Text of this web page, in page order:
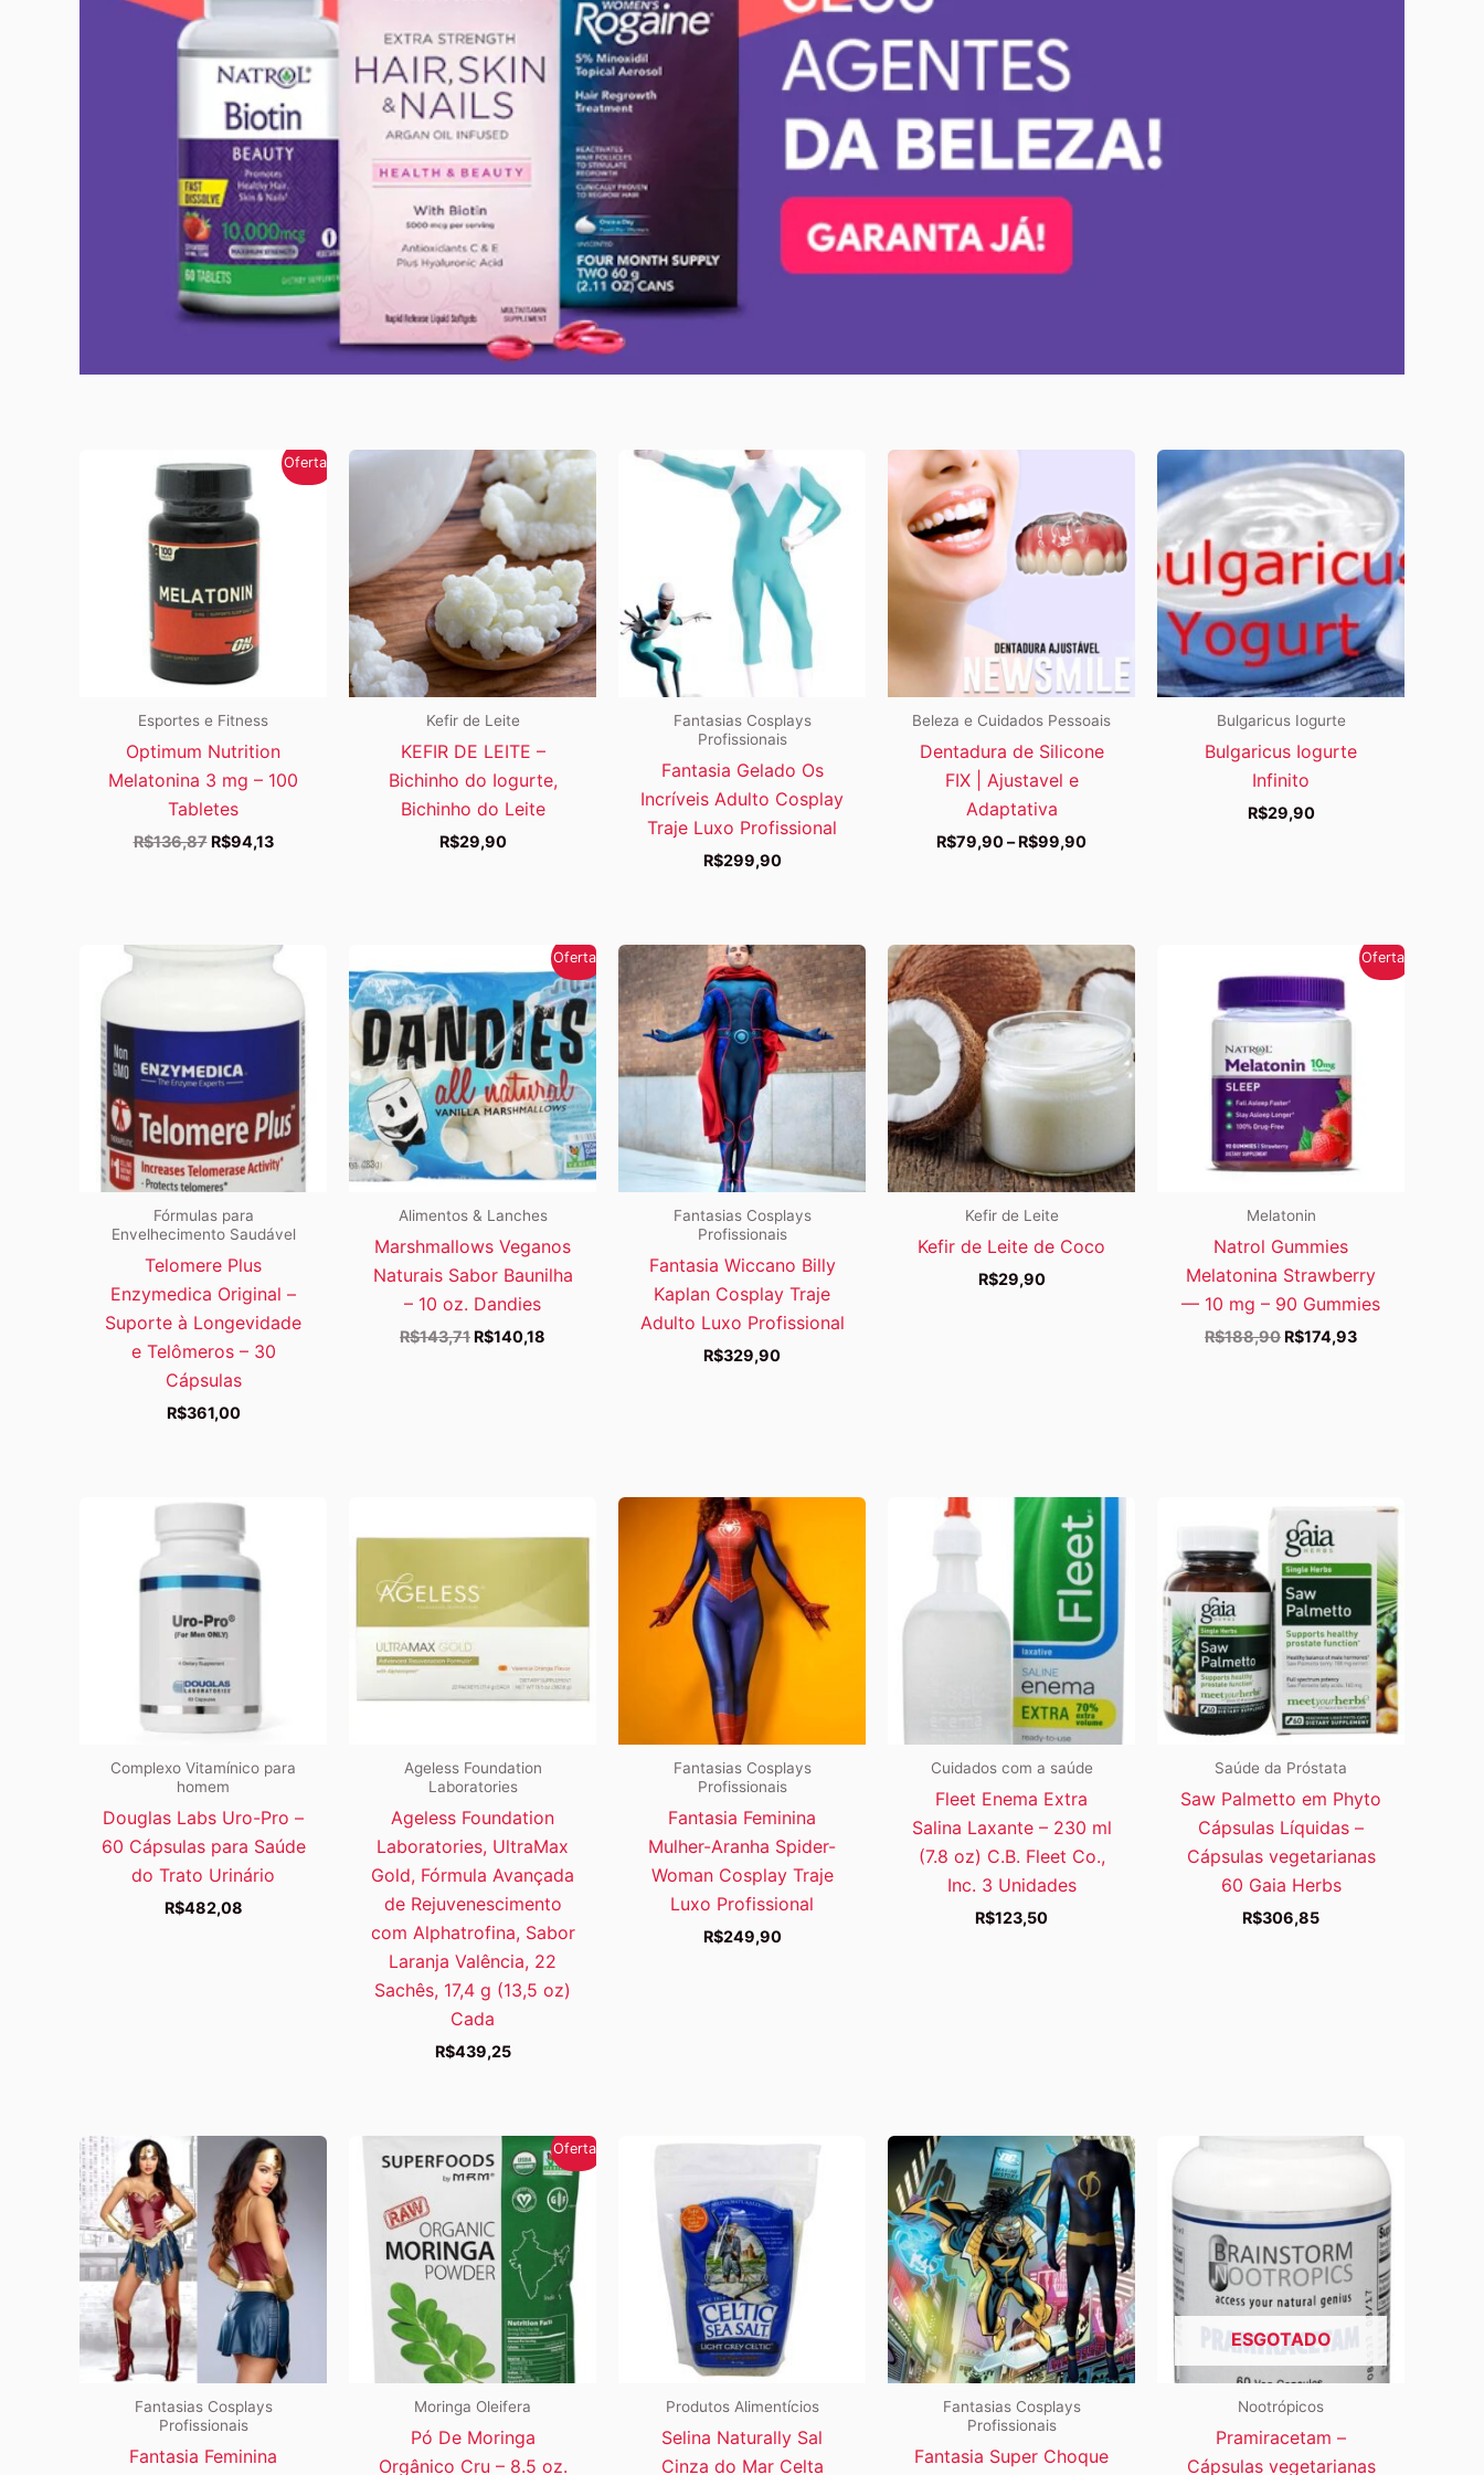
Oferta!
Esportes e Fitness
Optimum Nutrition
Melatonina 3 mg – 100
Tabletes
R$136,87 O
R$94,13O
Kefir de Leite
KEFIR DE LEITE –
Bichinho do Iogurte,
Bichinho do Leite
R$29,90
Fantasias Cosplays
Profissionais
Fantasia Gelado Os
Incríveis Adulto Cosplay
Traje Luxo Profissional
R$299,90
Beleza e Cuidados Pessoais
Dentadura de Silicone
FIX | Ajustavel e
Adaptativa
R$79,90– R$99,90Faixa
R$99,90
Bulgaricus Iogurte
Bulgaricus Iogurte
Infinito
R$29,90
Fórmulas para
Envelhecimento Saudável
Telomere Plus
Enzymedica Original –
Suporte à Longevidade
e Telômeros – 30
Cápsulas
R$361,00
Oferta!
Alimentos & Lanches
Marshmallows Veganos
Naturais Sabor Baunilha
– 10 oz. Dandies
R$143,71 O
R$140,18
Fantasias Cosplays
Profissionais
Fantasia Wiccano Billy
Kaplan Cosplay Traje
Adulto Luxo Profissional
R$329,90
Kefir de Leite
Kefir de Leite de Coco
R$29,90
Oferta!
Melatonin
Natrol Gummies
Melatonina Strawberry
— 10 mg – 90 Gummies
R$188,90 O
R$174,93O
Complexo Vitamínico para
homem
Douglas Labs Uro-Pro –
60 Cápsulas para Saúde
do Trato Urinário
R$482,08
Ageless Foundation
Laboratories
Ageless Foundation
Laboratories, UltraMax
Gold, Fórmula Avançada
de Rejuvenescimento
com Alphatrofina, Sabor
Laranja Valência, 22
Sachês, 17,4 g (13,5 oz)
Cada
R$439,25
Fantasias Cosplays
Profissionais
Fantasia Feminina
Mulher-Aranha Spider-
Woman Cosplay Traje
Luxo Profissional
R$249,90
Cuidados com a saúde
Fleet Enema Extra
Salina Laxante – 230 ml
(7.8 oz) C.B. Fleet Co.,
Inc. 3 Unidades
R$123,50
Saúde da Próstata
Saw Palmetto em Phyto
Cápsulas Líquidas –
Cápsulas vegetarianas
60 Gaia Herbs
R$306,85
Fantasias Cosplays
Profissionais
Fantasia Feminina
Oferta!
Moringa Oleifera
Pó De Moringa
Orgânico Cru – 8.5 oz.
Produtos Alimentícios
Selina Naturally Sal
Cinza do Mar Celta
Fantasias Cosplays
Profissionais
Fantasia Super Choque
ESGOTADO
Nootrópicos
Pramiracetam –
Cápsulas vegetarianas